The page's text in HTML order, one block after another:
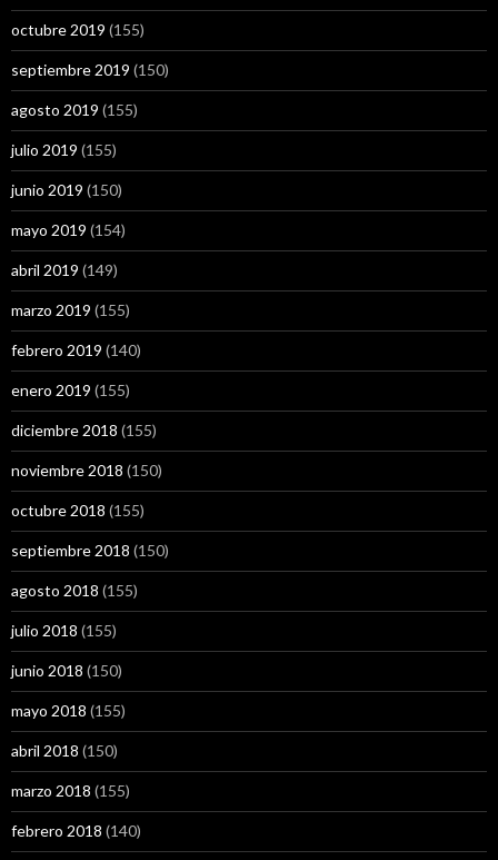
octubre 2019 (155)
septiembre 2019 (150)
agosto 2019 (155)
julio 2019 (155)
junio 2019 (150)
mayo 2019 (154)
abril 2019 (149)
marzo 2019 (155)
febrero 2019 (140)
enero 2019 (155)
diciembre 2018 (155)
noviembre 2018 (150)
octubre 2018 (155)
septiembre 2018 (150)
agosto 2018 (155)
julio 2018 (155)
junio 2018 (150)
mayo 2018 (155)
abril 2018 (150)
marzo 2018 (155)
febrero 2018 (140)